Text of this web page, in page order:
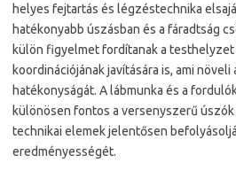
helyes fejtartás és légzéstechnika
hatékonyabb úszásban és a fáradtság
külön figyelmet fordítanak a testhelyzet
koordinációjának javítására is, ami
hatékonyságát. A lábmunka és a
különösen fontos a versenyszerű úszók
technikai elemek jelentősen
eredményességét.